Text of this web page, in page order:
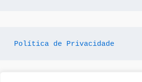
Política de Privacidade